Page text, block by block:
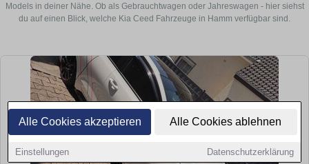
Alle Cookies akzeptieren Alle Cookies ablehnen
Einstellungen Datenschutzerklärung
Models in deiner Nähe. Ob als Gebrauchtwagen oder Jahreswagen - hier siehst
du auf einen Blick, welche Kia Ceed Fahrzeuge in Hamm verfügbar sind.